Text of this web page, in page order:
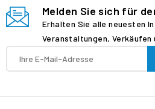
Melden Sie sich für
Erhalten Sie alle neuesten
Veranstaltungen, Verkäufen